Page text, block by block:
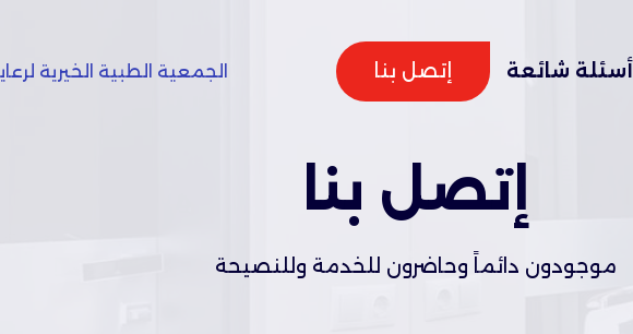
أسئلة شائعة إتصل بنا الجمعية الطبية الخيرية
إتصل بنا
موجودون دائماً وحاضرون للخدمة وللنصيحة